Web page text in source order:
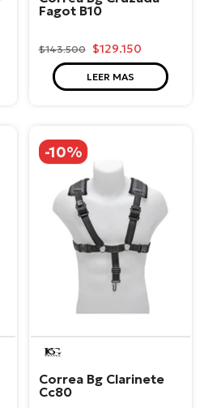
Fagot B10
$143.500 $129.150
LEER MAS
-10%
Correa Bg Clarinete
Cc80